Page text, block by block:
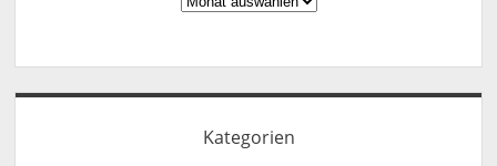
Kategorien